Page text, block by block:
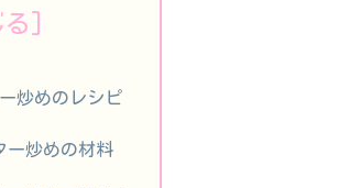
炒めのレシピ
ー炒めの材料